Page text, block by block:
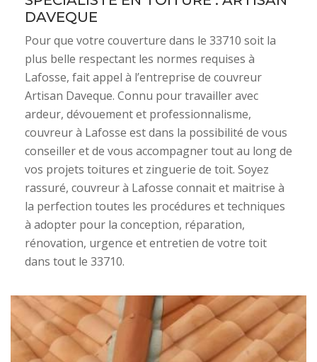
DAVEQUE
Pour que votre couverture dans le 33710 soit la
plus belle respectant les normes requises à
Lafosse, fait appel à l’entreprise de couvreur
Artisan Daveque. Connu pour travailler avec
ardeur, dévouement et professionnalisme,
couvreur à Lafosse est dans la possibilité de vous
conseiller et de vous accompagner tout au long de
vos projets toitures et zinguerie de toit. Soyez
rassuré, couvreur à Lafosse connait et maitrise à
la perfection toutes les procédures et techniques
à adopter pour la conception, réparation,
rénovation, urgence et entretien de votre toit
dans tout le 33710.